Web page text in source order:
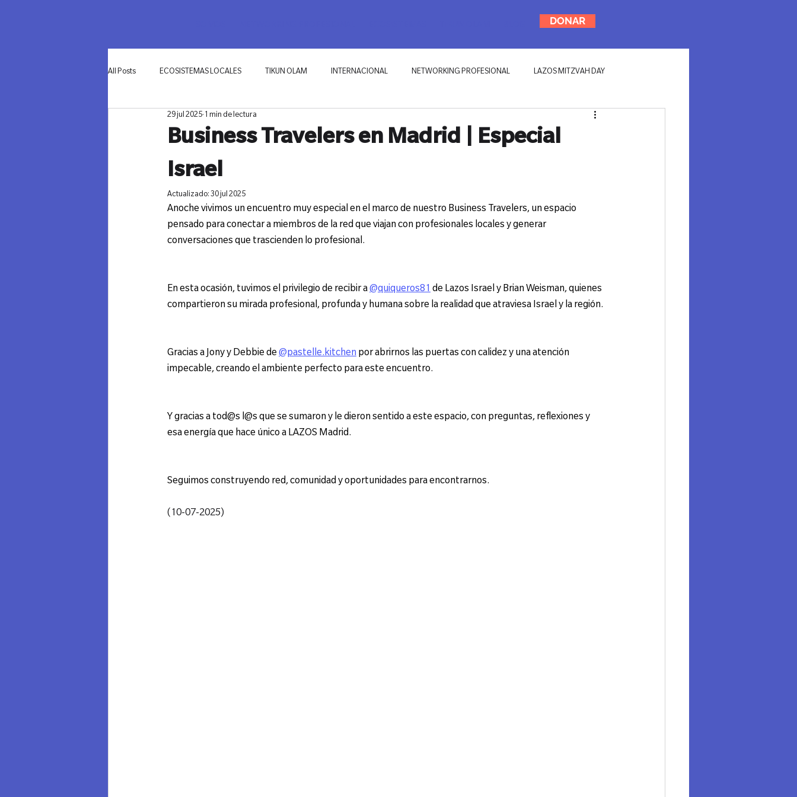
DONAR
All Posts ECOSISTEMAS LOCALES TIKUN OLAM INTERNACIONAL NETWORKING PROFESIONAL LAZOS MITZVAH DAY
INNOVACIÓN
Business Travelers en Madrid | Especial
Israel
29 jul 2025 1 min de lectura
Actualizado: 30 jul 2025
Anoche vivimos un encuentro muy especial en el marco de nuestro Business Travelers, un espacio
pensado para conectar a miembros de la red que viajan con profesionales locales y generar
conversaciones que trascienden lo profesional.
En esta ocasión, tuvimos el privilegio de recibir a @quiqueros81 de Lazos Israel y Brian Weisman, quienes
compartieron su mirada profesional, profunda y humana sobre la realidad que atraviesa Israel y la región.
Gracias a Jony y Debbie de @pastelle.kitchen por abrirnos las puertas con calidez y una atención
impecable, creando el ambiente perfecto para este encuentro.
Y gracias a tod@s l@s que se sumaron y le dieron sentido a este espacio, con preguntas, reflexiones y
esa energía que hace único a LAZOS Madrid.
Seguimos construyendo red, comunidad y oportunidades para encontrarnos.
(10-07-2025)